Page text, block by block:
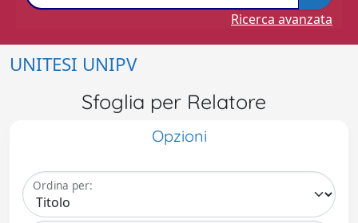
Ricerca avanzata
UNITESI UNIPV
Sfoglia per Relatore
Opzioni
Ordina per: